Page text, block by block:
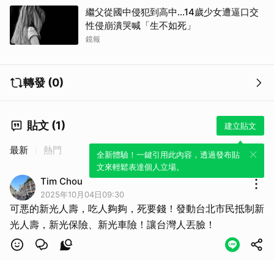
繼父從國中侵犯到高中…14歲少女遭逼口交
性侵崩潰哭喊「生不如死」
鏡報
轉發 (0)
貼文 (1) 建立貼文
全新體驗！一鍵引用此內容，透過發布貼
文來輕鬆表達個人立場。
最新 熱門
Tim Chou
2025年10月04日09:30
可悪的新光人壽，吃人夠夠，死要錢！發動台北市民抵制新
光人壽，新光保險、新光車險！讓台灣人丟臉！